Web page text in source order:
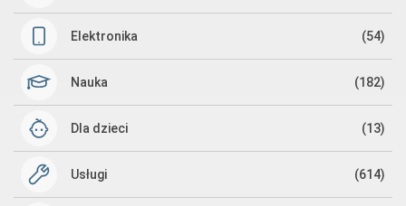
Elektronika (54)
Nauka (182)
Dla dzieci (13)
Usługi (614)